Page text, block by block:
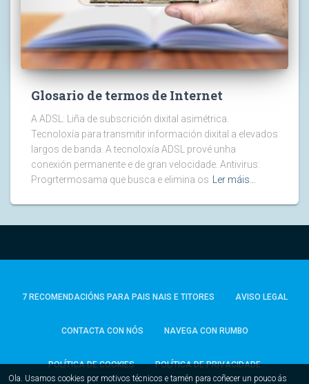
Glosario de termos de Internet
A ADSL: Liña de subscrición dixital asimétrica.
Tecnoloxía para transmitir información dixital a elevados
largos de banda. A tecnoloxía ADSL prové unha
conexión permanente e de gran velocidade. Antivirus:
Progrtermosama que busca e elimina os Ler máis…
7 RECOMENDACIÓNS PARA PAIS NAIS E TITORES AVISO LEGAL
CONTACTA CON NÓS NAVEGA CON RUMBO
POLÍTICA DE COOKIES
POLÍTICA DE PRIVACIDADE
Ola. Usamos cookies por motivos técnicos e tamén para coñecer un pouco ás